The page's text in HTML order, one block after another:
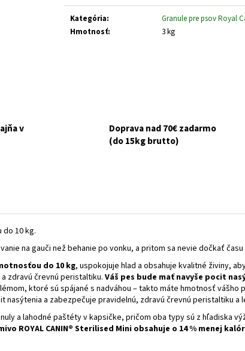
cena:
Kategória:
Granule pre psov Royal
Hmotnosť: 3 kg
v
Doprava nad 70€ zadarmo
(do 15kg brutto)
do 10 kg.
na gauči než behanie po vonku, a pritom sa nevie dočkať času
do 10 kg, uspokojuje hlad a obsahuje kvalitné živiny,
a zdravú črevnú peristaltiku. Váš pes bude mať navyše pocit
ktoré sú spájané s nadváhou – takto máte hmotnosť vášho
a zabezpečuje pravidelnú, zdravú črevnú peristaltiku a
a lahodné paštéty v kapsičke, pričom oba typy sú z hľadiska
ROYAL CANIN® Sterilised Mini obsahuje o 14 % menej
ZEMIAKY 800G